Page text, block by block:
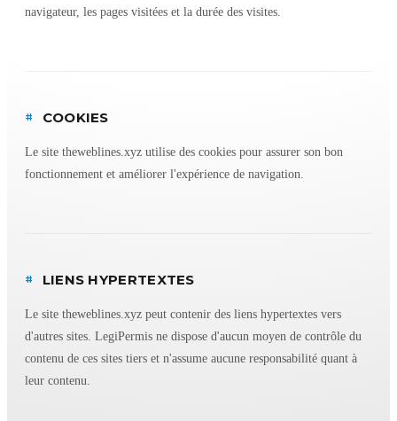
navigateur, les pages visitées et la durée des visites.
# COOKIES
Le site theweblines.xyz utilise des cookies pour assurer son bon
fonctionnement et améliorer l'expérience de navigation.
# LIENS HYPERTEXTES
Le site theweblines.xyz peut contenir des liens hypertextes vers
d'autres sites. LegiPermis ne dispose d'aucun moyen de contrôle du
contenu de ces sites tiers et n'assume aucune responsabilité quant à
leur contenu.